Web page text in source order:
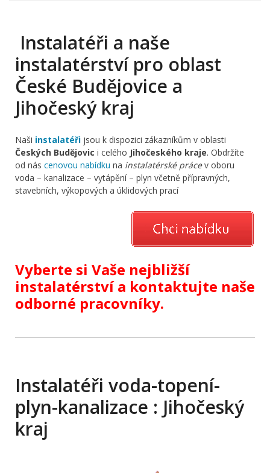
Instalatéři a naše
instalatérství pro oblast
České Budějovice a
Jihočeský kraj
Naši instalatéři jsou k dispozici zákazníkům v oblasti
Českých Budějovic i celého Jihočeského kraje. Obdržíte
od nás cenovou nabídku na instalatérské prácev oboru
voda – kanalizace – vytápění – plyn včetně přípravných,
stavebních, výkopových a úklidových prací
Vyberte si Vaše nejbližší
instalatérství a kontaktujte naše
odborné pracovníky.
Instalatéři voda-topení-
plyn-kanalizace : Jihočeský
kraj